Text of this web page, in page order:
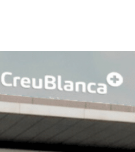
freqüents